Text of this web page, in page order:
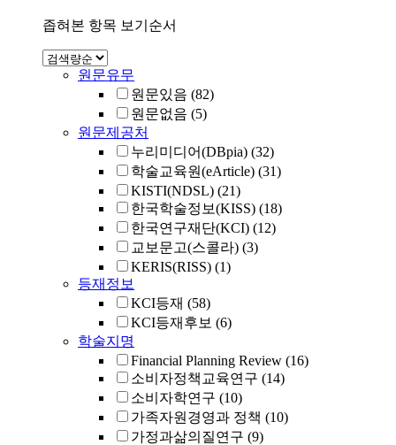
좁혀본 항목 보기순서
원문유무
원문있음 (82)
원문없음 (5)
원문제공처
누리미디어(DBpia) (32)
학술교육원(eArticle) (31)
KISTI(NDSL) (21)
한국학술정보(KISS) (18)
한국연구재단(KCI) (12)
교보문고(스콜라) (3)
KERIS(RISS) (1)
등재정보
KCI등재 (58)
KCI등재후보 (6)
학술지명
Financial Planning Review (16)
소비자정책교육연구 (14)
소비자학연구 (10)
가족자원경영과 정책 (10)
가정과삶의질연구 (9)